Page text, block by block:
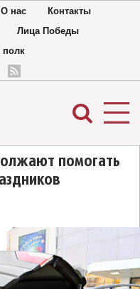
О нас
Контакты
Лица Победы
полк
помогать